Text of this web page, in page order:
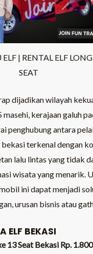
ELF | RENTAL ELF
SEAT
dijadikan wilayah
masehi, kerajaan galuh
penghubung antara
terkenal dengan
lalu lintas yang tidak
wisata yang menarik.
ini dapat menjadi
urusan bisnis atau
ELF BEKASI
13 Seat Bekasi Rp.